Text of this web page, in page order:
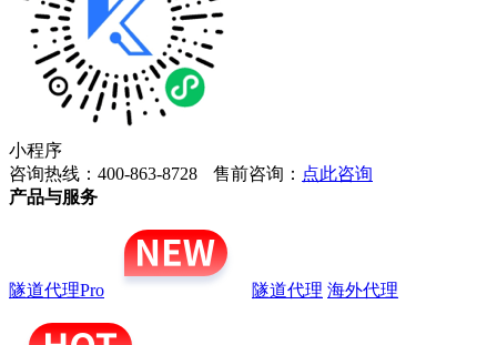
小程序
咨询热线：400-863-8728
售前咨询： 点此咨询
产品与服务
隧道代理Pro 隧道代理 海外代理